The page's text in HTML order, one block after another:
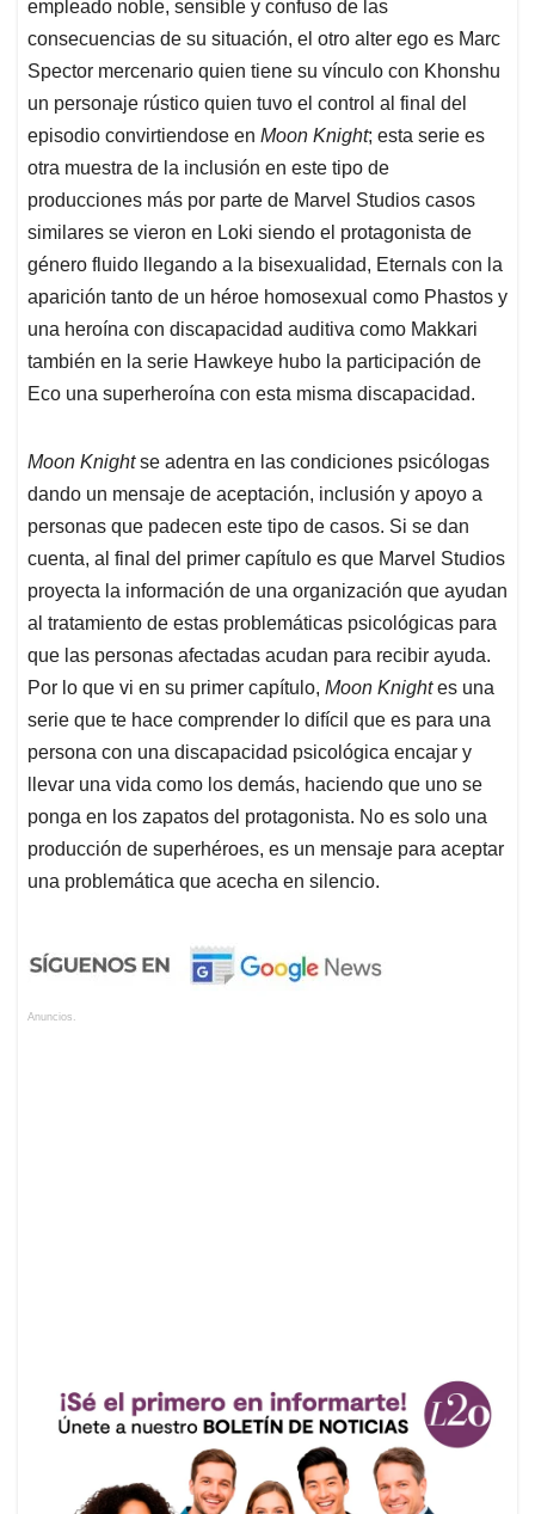
empleado noble, sensible y confuso de las
consecuencias de su situación, el otro alter ego es Marc
Spector mercenario quien tiene su vínculo con Khonshu
un personaje rústico quien tuvo el control al final del
episodio convirtiendose en Moon Knight; esta serie es
otra muestra de la inclusión en este tipo de
producciones más por parte de Marvel Studios casos
similares se vieron en Loki siendo el protagonista de
género fluido llegando a la bisexualidad, Eternals con la
aparición tanto de un héroe homosexual como Phastos y
una heroína con discapacidad auditiva como Makkari
también en la serie Hawkeye hubo la participación de
Eco una superheroína con esta misma discapacidad.
Moon Knightse adentra en las condiciones psicólogas
dando un mensaje de aceptación, inclusión y apoyo a
personas que padecen este tipo de casos. Si se dan
cuenta, al final del primer capítulo es que Marvel Studios
proyecta la información de una organización que ayudan
al tratamiento de estas problemáticas psicológicas para
que las personas afectadas acudan para recibir ayuda.
Por lo que vi en su primer capítulo, Moon Knightes una
serie que te hace comprender lo difícil que es para una
persona con una discapacidad psicológica encajar y
llevar una vida como los demás, haciendo que uno se
ponga en los zapatos del protagonista. No es solo una
producción de superhéroes, es un mensaje para aceptar
una problemática que acecha en silencio.
Anuncios.